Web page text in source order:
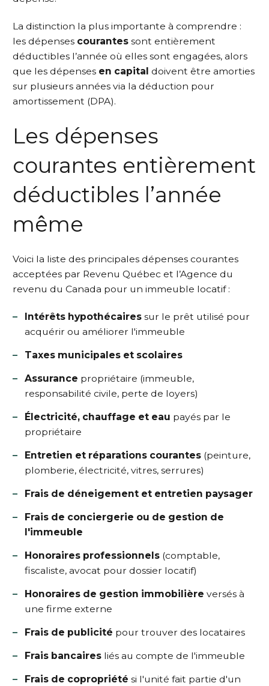
La distinction la plus importante à comprendre :
les dépenses courantes sont entièrement
déductibles l’année où elles sont engagées, alors
que les dépenses en capital doivent être amorties
sur plusieurs années via la déduction pour
amortissement (DPA).
Les dépenses
courantes entièrement
déductibles l’année
même
Voici la liste des principales dépenses courantes
acceptées par Revenu Québec et l’Agence du
revenu du Canada pour un immeuble locatif :
Intérêts hypothécairessur le prêt utilisé pour
acquérir ou améliorer l'immeuble
Taxes municipales et scolaires
Assurance propriétaire (immeuble,
responsabilité civile, perte de loyers)
Électricité, chauffage et eau payés par le
propriétaire
Entretien et réparations courantes(peinture,
plomberie, électricité, vitres, serrures)
Frais de déneigement et entretien paysager
Frais de conciergerie ou de gestion de
l'immeuble
Honoraires professionnels(comptable,
fiscaliste, avocat pour dossier locatif)
Honoraires de gestion immobilière versés à
une firme externe
Frais de publicité pour trouver des locataires
Frais bancairesliés au compte de l'immeuble
Frais de copropriété si l'unité fait partie d'un